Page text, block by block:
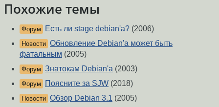
Похожие темы
Форум Есть ли stage debian'a? (2006)
Новости Обновление Debian'a может быть
фатальным (2005)
Форум Знатокам Debian'a (2003)
Форум Поясните за SJW (2018)
Новости Обзор Debian 3.1 (2005)